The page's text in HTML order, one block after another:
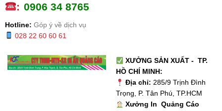
: 0906 34 8765
Hotline: Góp ý về dịch vụ
028 22 60 60 61
XƯỞNG SẢN XUẤT - TP.
HỒ CHÍ MINH:
Địa chỉ: 285/9 Trịnh Đình
Trọng, P. Tân Phú, TP.HCM
Xưởng In Quảng Cáo